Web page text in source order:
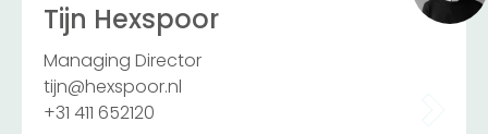
Tijn Hexspoor
Managing Director
tijn@hexspoor.nl
+31 411 652120